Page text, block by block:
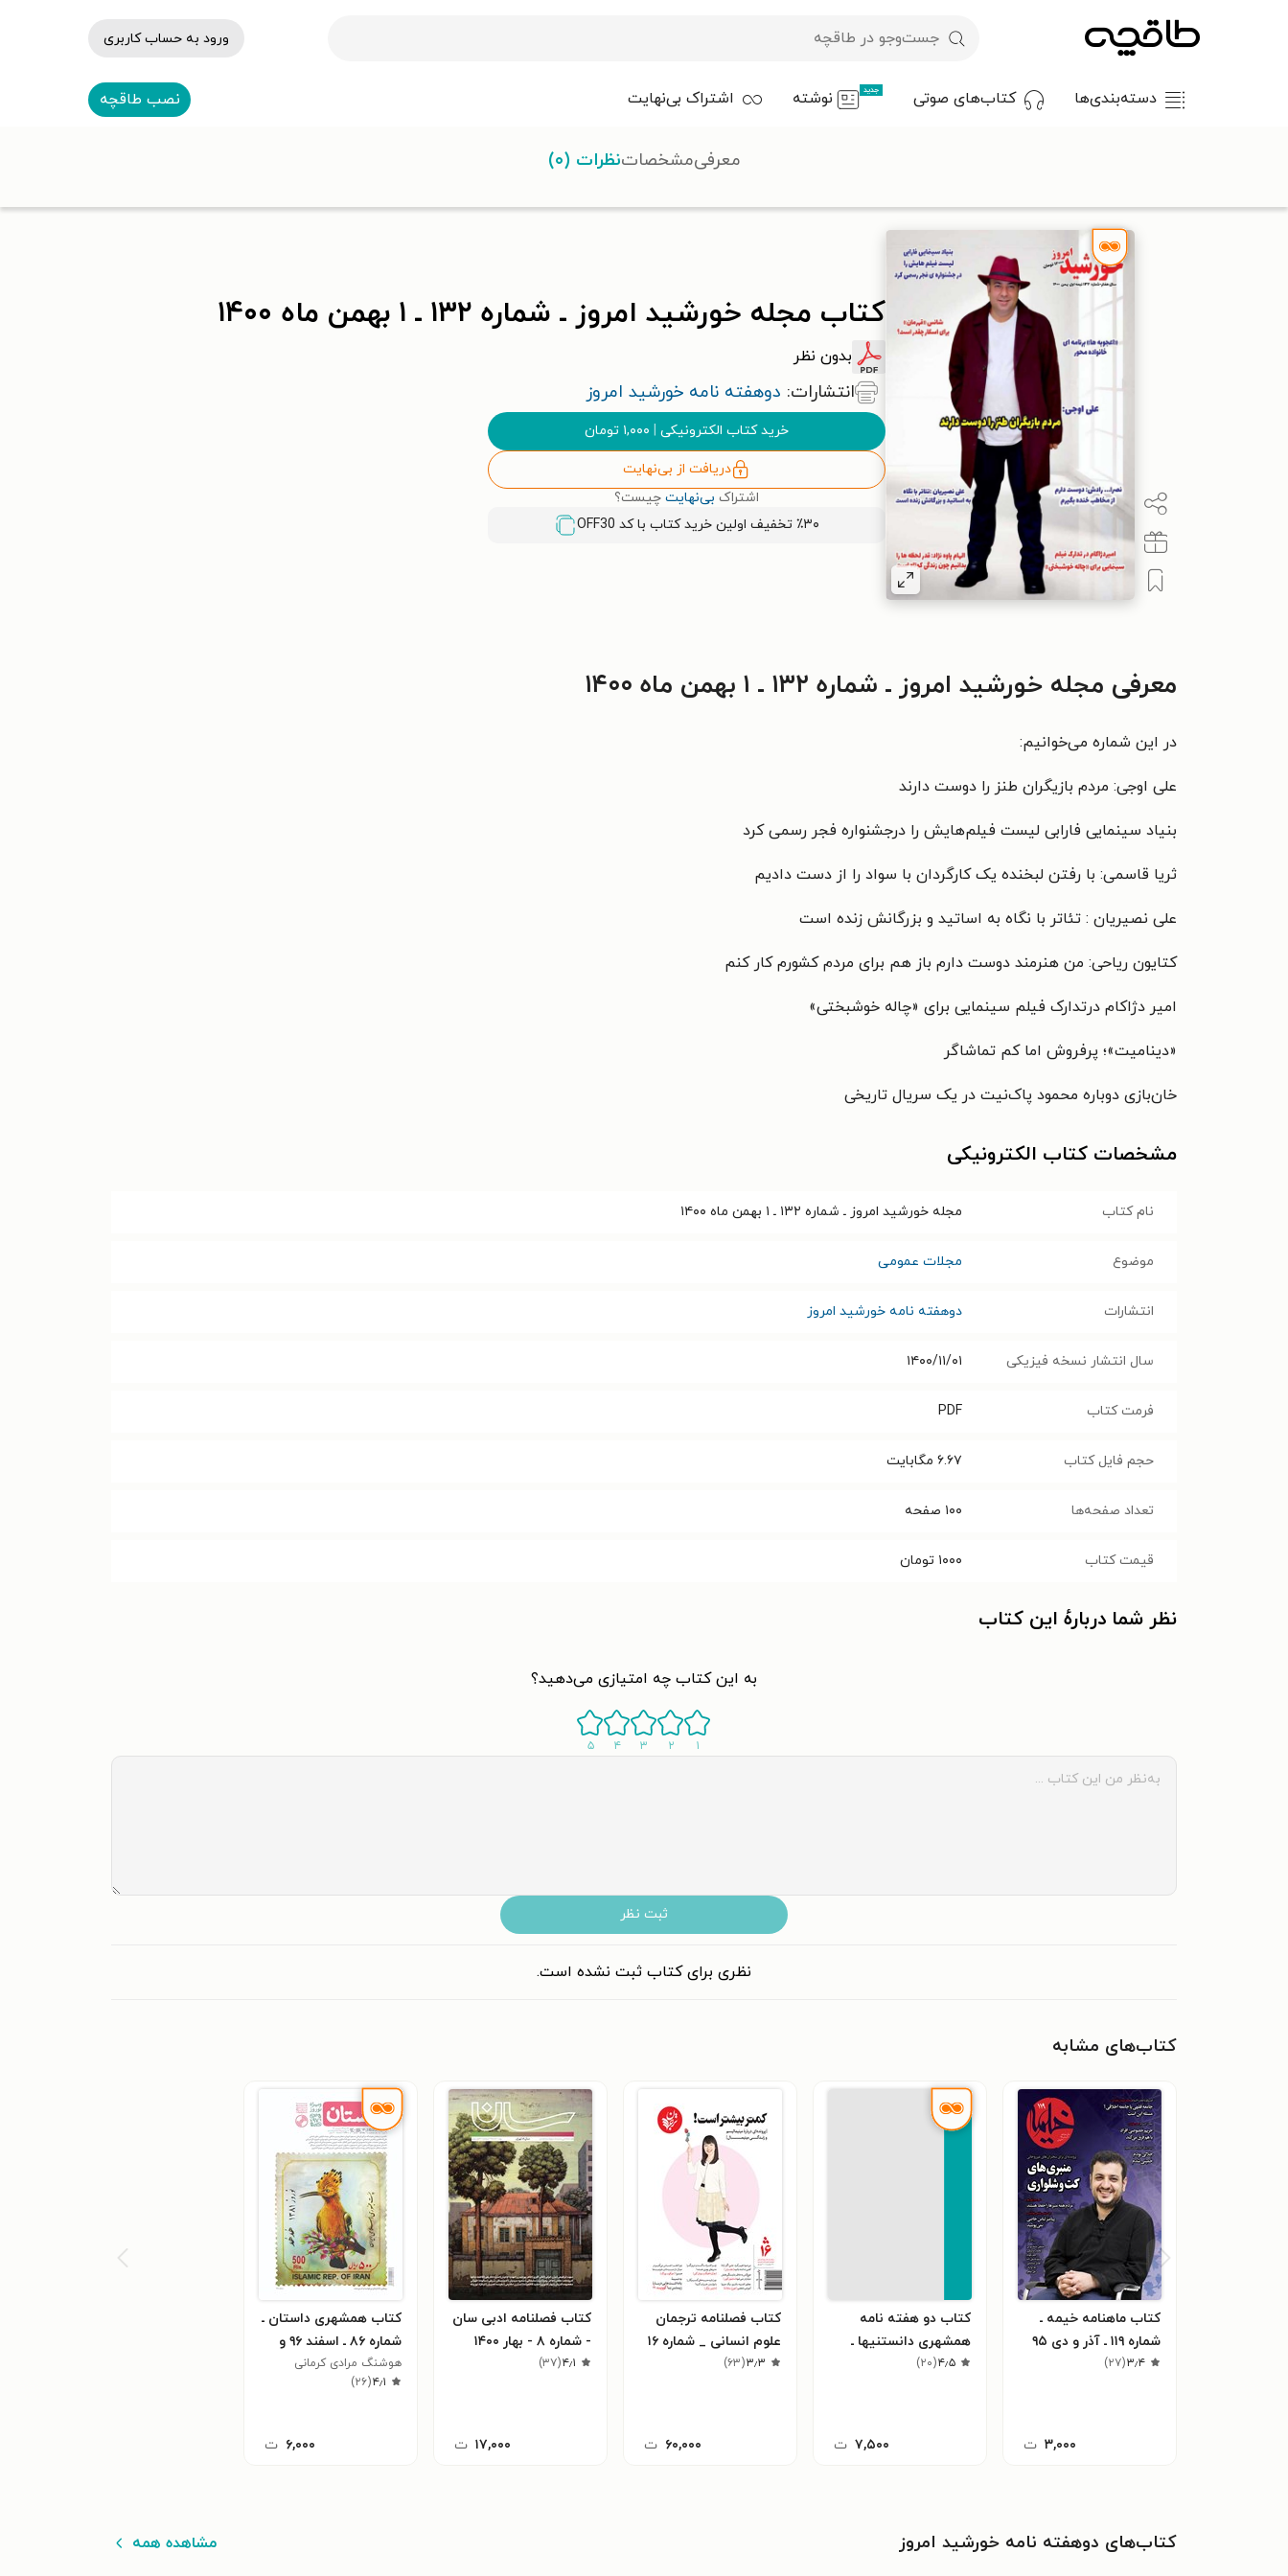
ورود به حساب کاربری
دسته‌بندی‌ها کتاب‌های صوتی جدید نوشته اشتراک بی‌نهایت نصب طاقچه
کتاب مجله خورشید امروز ـ شماره ۱۳۲ ـ ۱ بهمن ماه ۱۴۰۰
بدون نظر
انتشارات: دوهفته نامه خورشید امروز
خرید کتاب الکترونیکی ۱,۰۰۰ تومان
دریافت از بی‌نهایت
اشتراک بی‌نهایت چیست؟
٪۳۰ تخفیف اولین خرید کتاب با کد
OFF30
معرفیمشخصاتنظرات (۰)
معرفی مجله خورشید امروز ـ شماره ۱۳۲ ـ ۱ بهمن ماه ۱۴۰۰
در این شماره می‌خوانیم:
علی اوجی: مردم بازیگران طنز را دوست دارند
بنیاد سینمایی فارابی لیست فیلم‌هایش را درجشنواره فجر رسمی کرد
ثریا قاسمی: با رفتن لبخنده یک کارگردان با سواد را از دست دادیم
علی نصیریان : تئاتر با نگاه به اساتید و بزرگانش زنده است
کتایون ریاحی: من هنرمند دوست دارم باز هم برای مردم کشورم کار کنم
امیر دژاکام درتدارک فیلم سینمایی برای «چاله خوشبختی»
«دینامیت»؛ پرفروش اماکم تماشاگر
خان‌بازی دوباره محمود پاک‌نیت در یک سریال تاریخی
مشخصات کتاب الکترونیکی
نام کتاب مجله خورشید امروز ـ شماره ۱۳۲ ـ ۱ بهمن ماه ۱۴۰۰
موضوع مجلات عمومی
انتشارات دوهفته نامه خورشید امروز
سال انتشار نسخه فیزیکی ۱۴۰۰/۱۱/۰۱
فرمت کتاب PDF
حجم فایل کتاب ۶.۶۷ مگابایت
تعداد صفحه‌ها ۱۰۰ صفحه
قیمت کتاب ۱۰۰۰ تومان
نظر شما دربارهٔ این کتاب
به این کتاب چه امتیازی می‌دهید؟
۱ ۲ ۳ ۴ ۵
ثبت نظر
نظری برای کتاب ثبت نشده است.
کتاب‌های مشابه
کتاب ماهنامه خیمه ـ
شماره ۱۱۹ ـ آذر و دی ۹۵
۳٫۴(۲۷)
۳,۰۰۰ ت
کتاب دو هفته نامه
همشهری دانستنیها ـ
۴٫۵(۲۰)
۷,۵۰۰ ت
کتاب فصلنامه ترجمان
علوم انسانی _ شماره ۱۶
_ پاییز ۹۹
۳٫۳(۶۳)
۶۰,۰۰۰ ت
کتاب فصلنامه ادبی سان
- شماره ۸ - بهار ۱۴۰۰
۴٫۱(۳۷)
۱۷,۰۰۰ ت
کتاب همشهری داستان ـ
شماره ۸۶ ـ اسفند ۹۶ و
فروردین ۹۷
هوشنگ مرادی کرمانی
۴٫۱(۲۶)
۶,۰۰۰ ت
کتاب‌های دوهفته نامه خورشید امروز مشاهده همه